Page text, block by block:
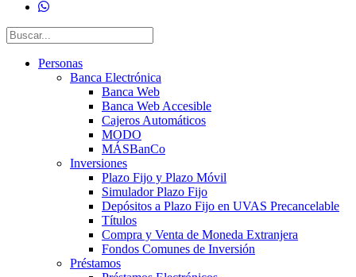
Personas
Banca Electrónica
Banca Web
Banca Web Accesible
Cajeros Automáticos
MODO
MÁSBanCo
Inversiones
Plazo Fijo y Plazo Móvil
Simulador Plazo Fijo
Depósitos a Plazo Fijo en UVAS Precancelable
Títulos
Compra y Venta de Moneda Extranjera
Fondos Comunes de Inversión
Préstamos